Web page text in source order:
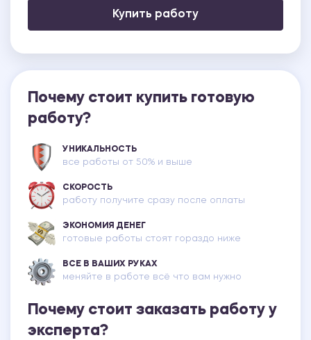
Купить работу
Почему стоит купить готовую
работу?
УНИКАЛЬНОСТЬ
все работы от 50% и выше
СКОРОСТЬ
работу получите сразу после оплаты
ЭКОНОМИЯ ДЕНЕГ
готовые работы стоят гораздо ниже
ВСЕ В ВАШИХ РУКАХ
меняйте в работе всё что вам нужно
Почему стоит заказать работу у
эксперта?